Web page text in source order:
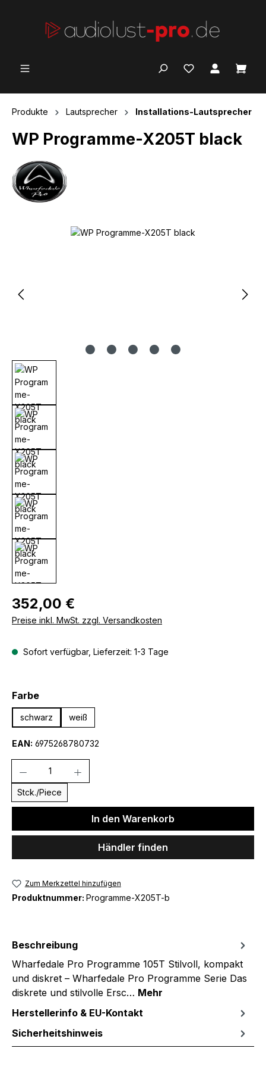
Produkte Lautsprecher Installations-Lautsprecher
WP Programme-X205T black
Bildergalerie überspringen
Regulärer Preis:
352,00 €
Preise inkl. MwSt. zzgl. Versandkosten
Sofort verfügbar, Lieferzeit: 1-3 Tage
Farbeauswählen
schwarz weiß
EAN: 6975268780732
Stck./Piece
In den Warenkorb
Händler finden
Zum Merkzettel hinzufügen
Produktnummer: Programme-X205T-b
Beschreibung
Wharfedale Pro Programme 105T Stilvoll, kompakt
und diskret – Wharfedale Pro Programme Serie Das
diskrete und stilvolle Ersc… Mehr
Herstellerinfo & EU-Kontakt
Sicherheitshinweis